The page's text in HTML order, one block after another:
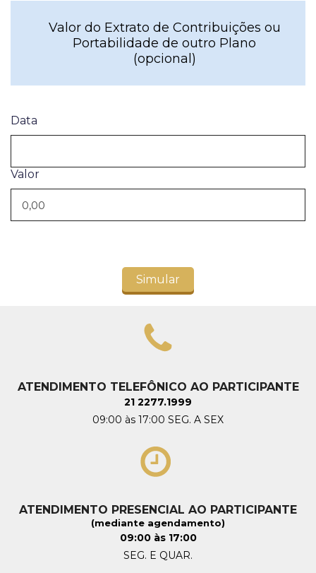
Valor do Extrato de Contribuições ou
Portabilidade de outro Plano
(opcional)
Data
Valor
ATENDIMENTO TELEFÔNICO AO PARTICIPANTE
21 2277.1999
09:00 às 17:00 SEG. A SEX
ATENDIMENTO PRESENCIAL AO PARTICIPANTE
(mediante agendamento)
09:00 às 17:00
SEG. E QUAR.